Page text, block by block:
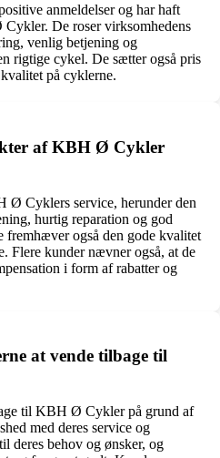
anmeldelser og har haft
De roser virksomhedens
venlig betjening og
rigtige cykel. De sætter også pris
på cyklerne.
af KBH Ø Cykler
Ø Cyklers service, herunder den
hurtig reparation og god
også den gode kvalitet
Flere kunder nævner også, at de
i form af rabatter og
at vende tilbage til
til KBH Ø Cykler på grund af
med deres service og
deres behov og ønsker, og